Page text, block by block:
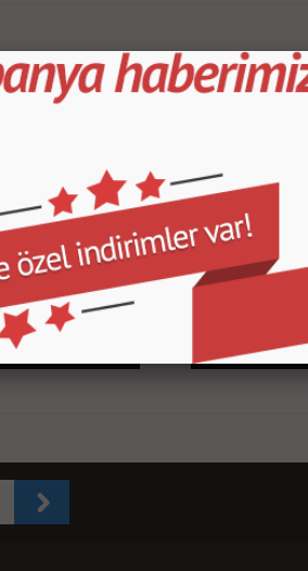
430 G2 Intel Core i7
8GB 500GB R5 M255
Bilgisayar
2.500,00 TL
iPad 6.Nesil 9,7 32GB
SEPETE EKLE